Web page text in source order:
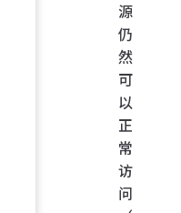
源
仍
然
可
以
正
常
访
问